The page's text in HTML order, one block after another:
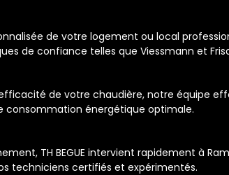
de votre logement ou local
de confiance telles que Viessmann et
de votre chaudière, notre équipe
consommation énergétique optimale.
TH BEGUE intervient rapidement à
techniciens certifiés et expérimentés.